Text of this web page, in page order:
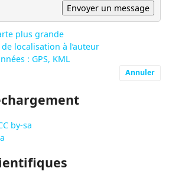
plus grande
localisation à l’auteur
: GPS, KML
Annuler
by-sa